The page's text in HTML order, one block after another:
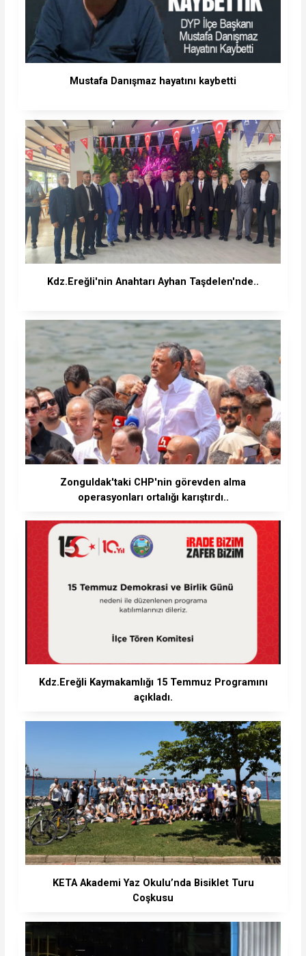
Mustafa Danışmaz hayatını kaybetti
Kdz.Ereğli'nin Anahtarı Ayhan Taşdelen'nde..
Zonguldak'taki CHP'nin görevden alma
operasyonları ortalığı karıştırdı..
Kdz.Ereğli Kaymakamlığı 15 Temmuz Programını
açıkladı.
KETA Akademi Yaz Okulu’nda Bisiklet Turu
Coşkusu